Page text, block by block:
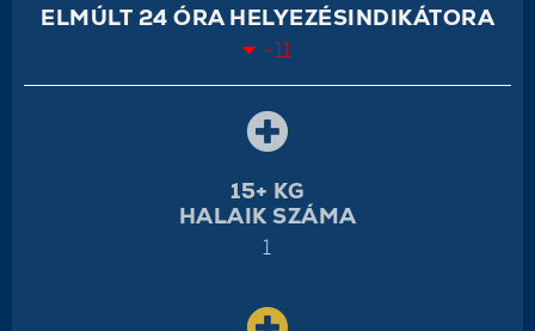
ELMÚLT 24 ÓRA HELYEZÉSINDIKÁTORA
-11
15+ KG
HALAIK SZÁMA
1